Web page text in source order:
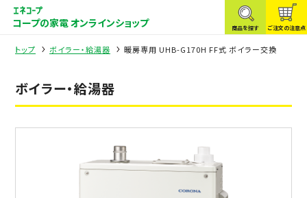
コープの家電 オンラインショップ 商品を探す ご注文の注意点
トップ ボイラー・給湯器 暖房専用 UHB-G170H FF式 ボイラー交換
ボイラー・給湯器